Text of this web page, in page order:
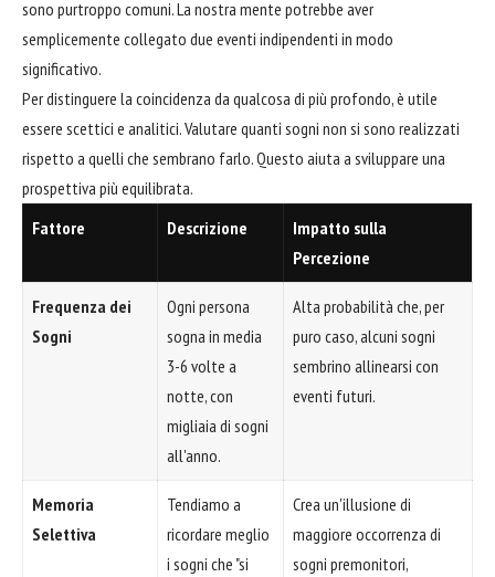
sono purtroppo comuni. La nostra mente potrebbe aver
semplicemente collegato due eventi indipendenti in modo
significativo.
Per distinguere la coincidenza da qualcosa di più profondo, è utile
essere scettici e analitici. Valutare quanti sogni non si sono realizzati
rispetto a quelli che sembrano farlo. Questo aiuta a sviluppare una
prospettiva più equilibrata.
Fattore
Descrizione
Impatto sulla
Percezione
Frequenza dei
Sogni
Ogni persona
sogna in media
3-6 volte a
notte, con
migliaia di sogni
all'anno.
Alta probabilità che, per
puro caso, alcuni sogni
sembrino allinearsi con
eventi futuri.
Memoria
Selettiva
Tendiamo a
ricordare meglio
i sogni che "si
Crea un'illusione di
maggiore occorrenza di
sogni premonitori,